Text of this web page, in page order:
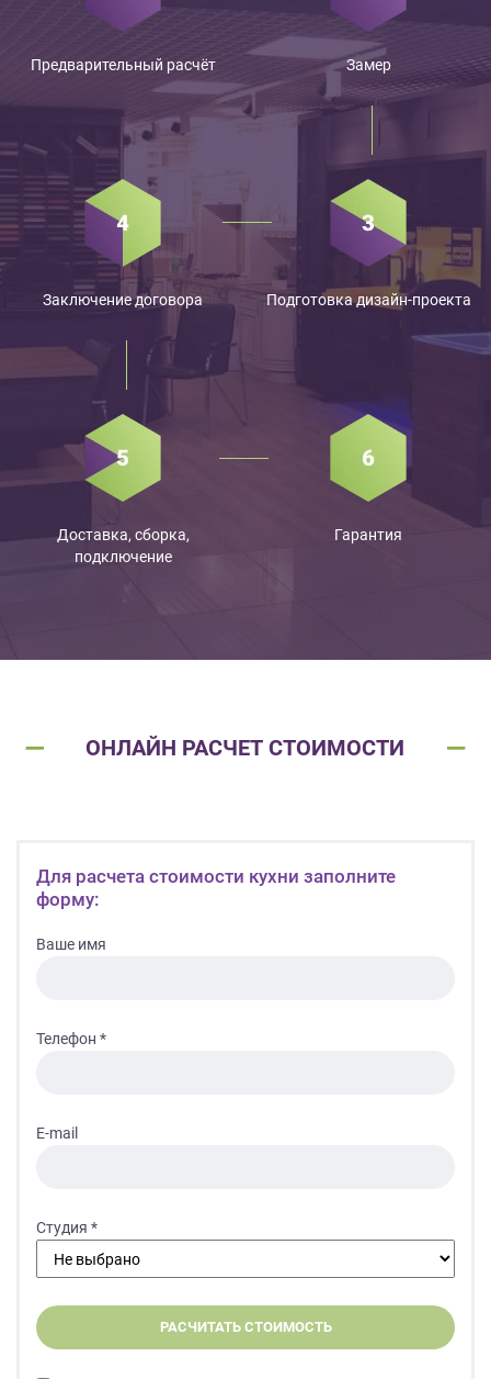
Предварительный расчёт Замер
Подготовка дизайн-проекта
Заключение договора
Доставка, сборка,
подключение
Гарантия
ОНЛАЙН РАСЧЕТ СТОИМОСТИ
Для расчета стоимости кухни заполните
форму:
Ваше имя
Телефон *
E-mail
Студия *